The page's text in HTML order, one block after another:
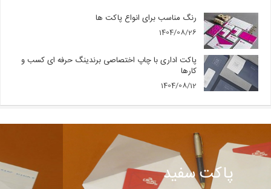
رنگ مناسب برای انواع پاکت ها
1404/08/26
پاکت اداری با چاپ اختصاصی برندینگ حرفه ای کسب و
کارها
1404/08/12
پاکت سفید